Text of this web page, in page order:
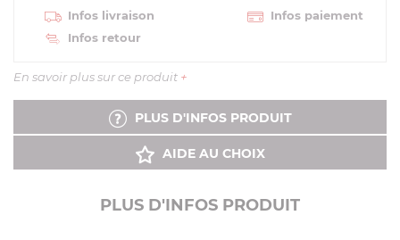
Infos livraison
Infos paiement
Infos retour
En savoir plus sur ce produit +
PLUS D'INFOS PRODUIT
AIDE AU CHOIX
PLUS D'INFOS PRODUIT